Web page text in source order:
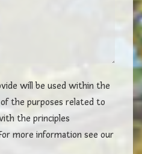
will be used within the
the purposes related to
the principles
more information see our